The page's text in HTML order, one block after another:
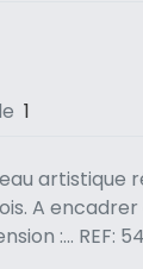
1
artistique
A
:... REF: